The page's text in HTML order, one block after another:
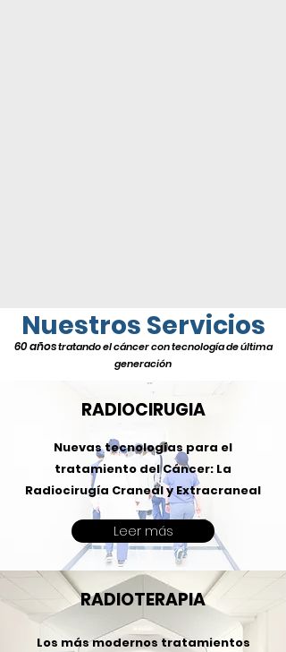
Nuestros Servicios
60añostratando el cáncer con tecnología de última
generación
RADIOCIRUGIA
Nuevas tecnologías para el
tratamiento del Cáncer: La
Radiocirugía Craneal y Extracraneal
Leer más
RADIOTERAPIA
Los más modernos tratamientos